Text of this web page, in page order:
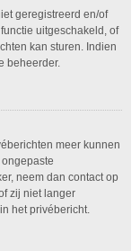
geregistreerd en/of
uitgeschakeld, of
kan sturen. Indien
beheerder.
meer kunnen
neem dan contact op
zij niet langer
het privébericht.